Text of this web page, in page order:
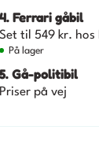
4. Ferrari gåbil
Set til 549 kr. hos
På lager
5. Gå-politibil
Priser på vej